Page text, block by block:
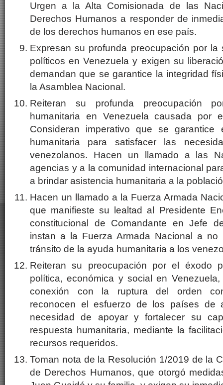
Urgen a la Alta Comisionada de las
Derechos Humanos a responder de
de los derechos humanos en ese país.
Expresan su profunda preocupación por
políticos en Venezuela y exigen su
demandan que se garantice la integridad
la Asamblea Nacional.
Reiteran su profunda preocupación
humanitaria en Venezuela causada por
Consideran imperativo que se
humanitaria para satisfacer las
venezolanos. Hacen un llamado a las
agencias y a la comunidad internacional
a brindar asistencia humanitaria a la
Hacen un llamado a la Fuerza Armada
que manifieste su lealtad al Presidente
constitucional de Comandante en Jefe
instan a la Fuerza Armada Nacional a
tránsito de la ayuda humanitaria a los
Reiteran su preocupación por el éxodo
política, económica y social en
conexión con la ruptura del orden
reconocen el esfuerzo de los países de
necesidad de apoyar y fortalecer su
respuesta humanitaria, mediante la
recursos requeridos.
Toman nota de la Resolución 1/2019 de la
de Derechos Humanos, que otorgó